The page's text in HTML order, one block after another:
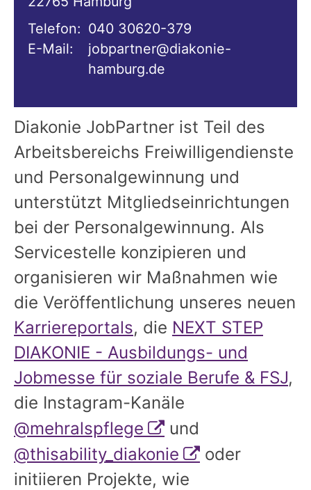
Telefon: 040 30620-379
E-Mail:
jobpartner@diakonie-
hamburg.de
Diakonie JobPartner ist Teil des
Arbeitsbereichs Freiwilligendienste
und Personalgewinnung und
unterstützt Mitgliedseinrichtungen
bei der Personalgewinnung. Als
Servicestelle konzipieren und
organisieren wir Maßnahmen wie
die Veröffentlichung unseres neuen
Karriereportals, die NEXT STEP
DIAKONIE - Ausbildungs- und
Jobmesse für soziale Berufe & FSJ,
die Instagram-Kanäle
@mehralspflege
und
@thisability_diakonie
oder
initiieren Projekte, wie